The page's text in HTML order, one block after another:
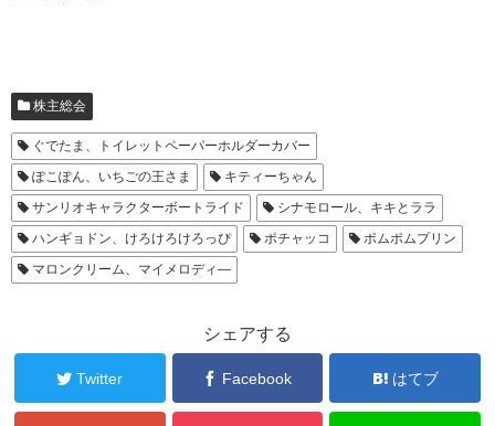
き
ま
す
株主総会
ぐでたま、トイレットペーパーホルダーカバー
ぽこぽん、いちごの王さま
キティーちゃん
サンリオキャラクターボートライド
シナモロール、キキとララ
ハンギョドン、けろけろけろっぴ
ポチャッコ
ポムポムプリン
マロンクリーム、マイメロディ―
シェアする
Twitter Facebook はてブ